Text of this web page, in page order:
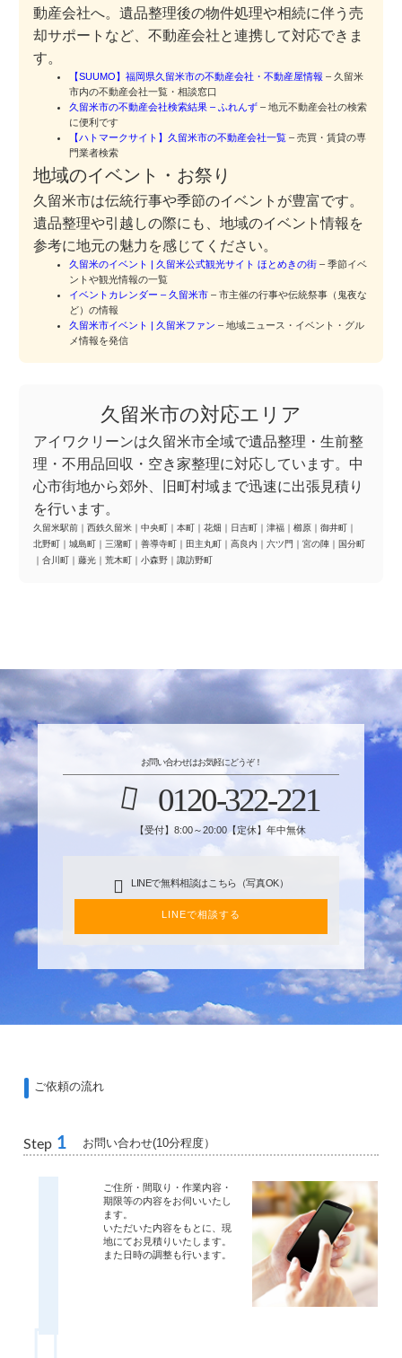
動産会社へ。遺品整理後の物件処理や相続に伴う売
却サポートなど、不動産会社と連携して対応できま
す。
【SUUMO】福岡県久留米市の不動産会社・不動産屋情報 – 久留米
市内の不動産会社一覧・相談窓口
久留米市の不動産会社検索結果 – ふれんず – 地元不動産会社の検索
に便利です
【ハトマークサイト】久留米市の不動産会社一覧 – 売買・賃貸の専
門業者検索
地域のイベント・お祭り
久留米市は伝統行事や季節のイベントが豊富です。
遺品整理や引越しの際にも、地域のイベント情報を
参考に地元の魅力を感じてください。
久留米のイベント | 久留米公式観光サイト ほとめきの街 – 季節イベ
ントや観光情報の一覧
イベントカレンダー – 久留米市 – 市主催の行事や伝統祭事（鬼夜な
ど）の情報
久留米市イベント | 久留米ファン – 地域ニュース・イベント・グル
メ情報を発信
久留米市の対応エリア
アイワクリーンは久留米市全域で遺品整理・生前整
理・不用品回収・空き家整理に対応しています。中
心市街地から郊外、旧町村域まで迅速に出張見積り
を行います。
久留米駅前 西鉄久留米 中央町 本町 花畑 日吉町 津福 櫛原 御井町
北野町
城島町 三潴町 善導寺町 田主丸町 高良内 六ツ門 宮の陣
国分町
合川町 藤光 荒木町 小森野 諏訪野町
お問い合わせはお気軽にどうぞ！
0120-322-221
【受付】8:00～20:00【定休】年中無休
LINEで無料相談はこちら（写真OK）
LINEで相談する
ご依頼の流れ
Step 1 お問い合わせ(10分程度）
ご住所・間取り・作業内容・
期限等の内容をお伺いいたし
ます。
いただいた内容をもとに、現
地にてお見積りいたします。
また日時の調整も行います。